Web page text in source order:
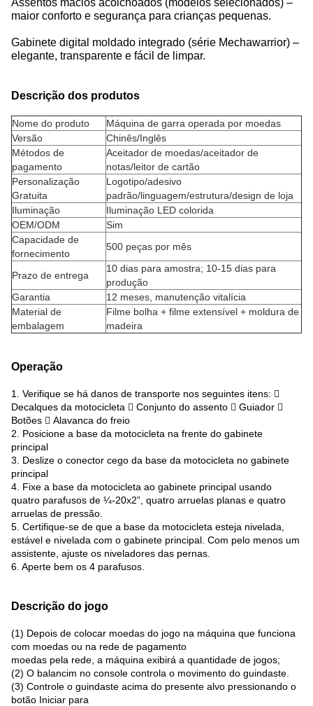
maior conforto e segurança para crianças pequenas.
Gabinete digital moldado integrado (série Mechawarrior) –
elegante, transparente e fácil de limpar.
Descrição dos produtos
Nome do produto
Máquina de garra operada por moedas
Versão
Chinês/Inglês
Métodos de
pagamento
Aceitador de moedas/aceitador de
notas/leitor de cartão
Personalização
Gratuita
Logotipo/adesivo
padrão/linguagem/estrutura/design de loja
Iluminação
Iluminação LED colorida
OEM/ODM
Sim
Capacidade de
fornecimento
500 peças por mês
Prazo de entrega
10 dias para amostra; 10-15 dias para
produção
Garantia
12 meses, manutenção vitalícia
Material de
embalagem
Filme bolha + filme extensível + moldura de
madeira
Operação
1. Verifique se há danos de transporte nos seguintes itens: 
Decalques da motocicleta  Conjunto do assento  Guiador 
Botões  Alavanca do freio
2. Posicione a base da motocicleta na frente do gabinete
principal
3. Deslize o conector cego da base da motocicleta no gabinete
principal
4. Fixe a base da motocicleta ao gabinete principal usando
quatro parafusos de ¼-20x2”, quatro arruelas planas e quatro
arruelas de pressão.
5. Certifique-se de que a base da motocicleta esteja nivelada,
estável e nivelada com o gabinete principal. Com pelo menos um
assistente, ajuste os niveladores das pernas.
6. Aperte bem os 4 parafusos.
Descrição do jogo
(1) Depois de colocar moedas do jogo na máquina que funciona
com moedas ou na rede de pagamento
moedas pela rede, a máquina exibirá a quantidade de jogos;
(2) O balancim no console controla o movimento do guindaste.
(3) Controle o guindaste acima do presente alvo pressionando o
botão Iniciar para